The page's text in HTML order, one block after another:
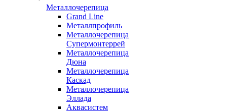
Металлочерепица
Grand Line
Металлпрофиль
Металлочерепица
Супермонтеррей
Металлочерепица
Дюна
Металлочерепица
Каскад
Металлочерепица
Эллада
Аквасистем